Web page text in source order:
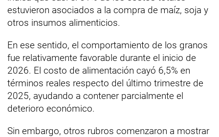
estuvieron asociados a la compra de maíz, soja y
otros insumos alimenticios.
En ese sentido, el comportamiento de los granos
fue relativamente favorable durante el inicio de
2026. El costo de alimentación cayó 6,5% en
términos reales respecto del último trimestre de
2025, ayudando a contener parcialmente el
deterioro económico.
Sin embargo, otros rubros comenzaron a mostrar